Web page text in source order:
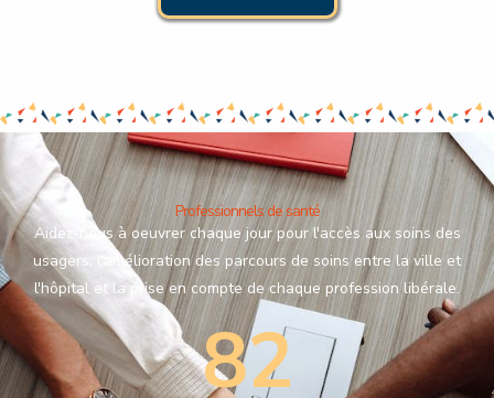
Professionnels de santé
Aidez-nous à oeuvrer chaque jour pour l'accès aux soins des
usagers, l'amélioration des parcours de soins entre la ville et
l'hôpital et la prise en compte de chaque profession libérale.
82